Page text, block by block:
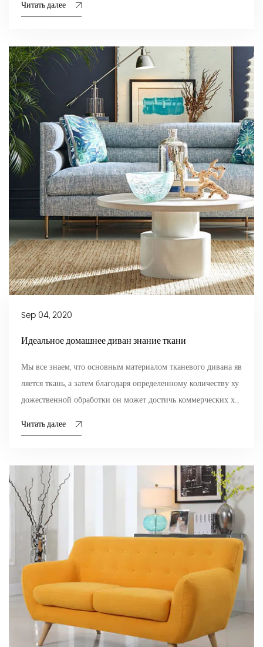
Читать далее
Sep 04, 2020
Идеальное домашнее диван знание ткани
Мы все знаем, что основным материалом тканевого дивана яв
ляется ткань, а затем благодаря определенному количеству ху
дожественной обработки он может достичь коммерческих худ
Читать далее